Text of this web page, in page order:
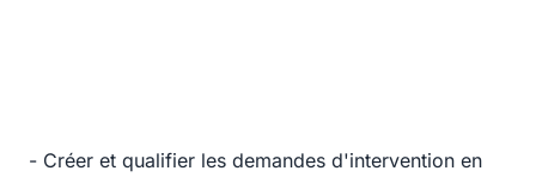
- Créer et qualifier les demandes d'intervention en